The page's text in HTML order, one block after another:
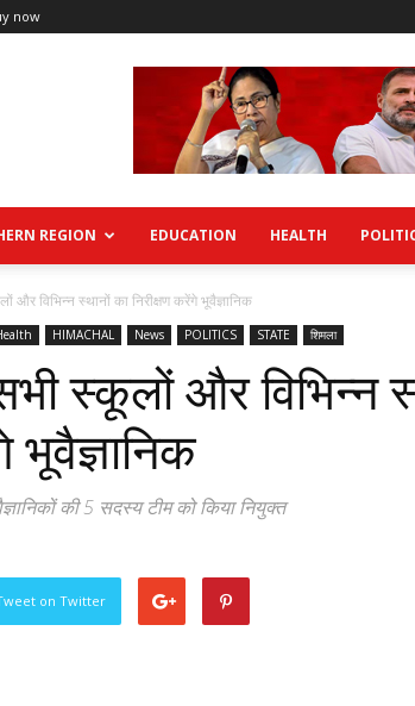
now
REGION EDUCATION HEALTH
और विभिन्न स्थानों का निरीक्षण करेंगे भूवैज्ञानिक
HIMACHAL News POLITICS STATE शिमला
स्कूलों और विभिन्न
भूवैज्ञानिक
की 5 सदस्य टीम को किया नियुक्त
on Twitter